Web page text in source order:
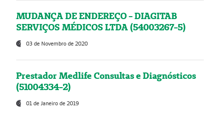
MUDANÇA DE ENDEREÇO - DIAGITAB
SERVIÇOS MÉDICOS LTDA (54003267-5)
03 de Novembro de 2020
Prestador Medlife Consultas e Diagnósticos
(51004334-2)
01 de Janeiro de 2019